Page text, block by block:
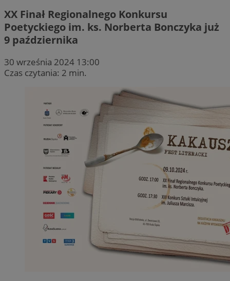
XX Finał Regionalnego Konkursu
Poetyckiego im. ks. Norberta Bonczyka już
9 października
30 września 2024 13:00
Czas czytania: 2 min.